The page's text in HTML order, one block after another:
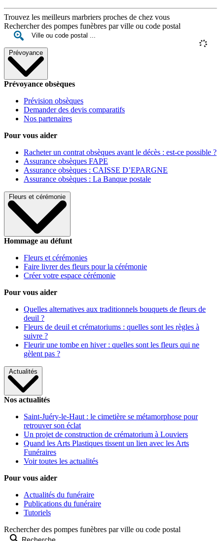
Trouvez les meilleurs marbriers proches de chez vous
Rechercher des pompes funèbres par ville ou code postal
Prévoyance
Prévoyance obsèques
Prévision obsèques
Demander des devis comparatifs
Nos partenaires
Pour vous aider
Racheter un contrat obsèques avant le décès : est-ce possible ?
Assurance obsèques FAPE
Assurance obsèques : CAISSE D’EPARGNE
Assurance obsèques : La Banque postale
Fleurs et cérémonie
Hommage au défunt
Fleurs et cérémonies
Faire livrer des fleurs pour la cérémonie
Créer votre espace cérémonie
Pour vous aider
Quelles alternatives aux traditionnels bouquets de fleurs de
deuil ?
Fleurs de deuil et crématoriums : quelles sont les règles à
suivre ?
Fleurir une tombe en hiver : quelles sont les fleurs qui ne
gèlent pas ?
Actualités
Nos actualités
Saint-Juéry-le-Haut : le cimetière se métamorphose pour
retrouver son éclat
Un projet de construction de crématorium à Louviers
Quand les Arts Plastiques tissent un lien avec les Arts
Funéraires
Voir toutes les actualités
Pour vous aider
Actualités du funéraire
Publications du funéraire
Tutoriels
Rechercher des pompes funèbres par ville ou code postal